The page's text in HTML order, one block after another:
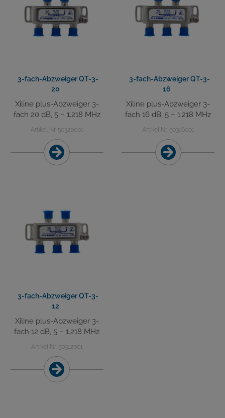
3-fach-Abzweiger QT-3-
20
Xiline plus-Abzweiger 3-
fach 20 dB, 5 – 1.218 MHz
Artikel Nr. 50320001
3-fach-Abzweiger QT-3-
16
Xiline plus-Abzweiger 3-
fach 16 dB, 5 – 1.218 MHz
Artikel Nr. 50316001
3-fach-Abzweiger QT-3-
12
Xiline plus-Abzweiger 3-
fach 12 dB, 5 – 1.218 MHz
Artikel Nr. 50312001